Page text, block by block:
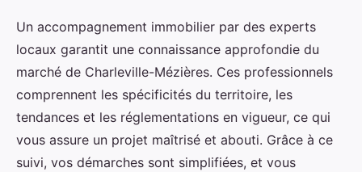
Un accompagnement immobilier par des experts
locaux garantit une connaissance approfondie du
marché de Charleville-Mézières. Ces professionnels
comprennent les spécificités du territoire, les
tendances et les réglementations en vigueur, ce qui
vous assure un projet maîtrisé et abouti. Grâce à ce
suivi, vos démarches sont simplifiées, et vous